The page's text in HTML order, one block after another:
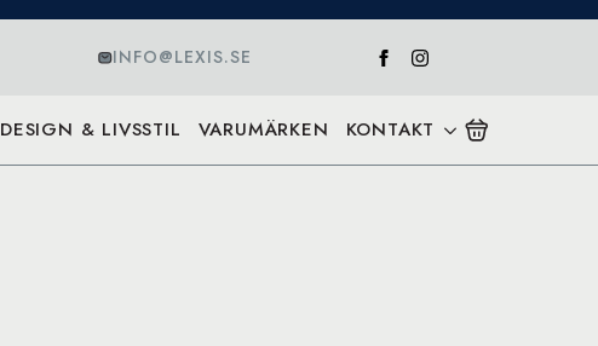
INFO@LEXIS.SE
DESIGN & LIVSSTIL VARUMÄRKEN KONTAKT